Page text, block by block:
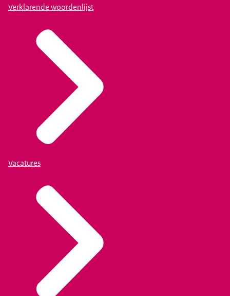
Verklarende woordenlijst
Vacatures